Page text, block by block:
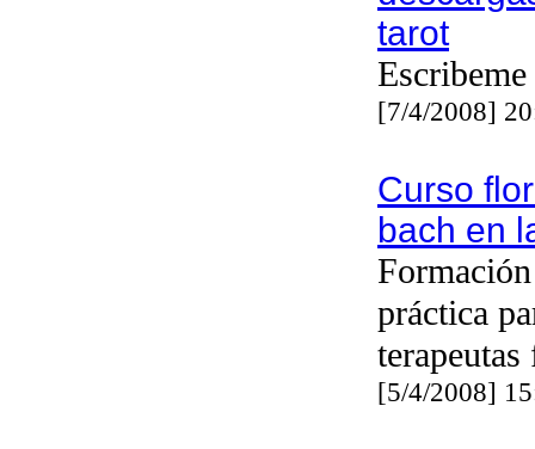
tarot
Escribeme
[7/4/2008]
Curso
bach en
práctica
[5/4/2008]